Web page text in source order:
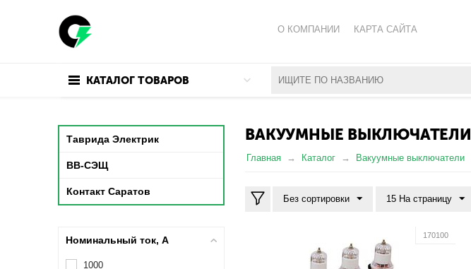
О КОМПАНИИ КАРТА САЙТА
КАТАЛОГ ТОВАРОВ
ВАКУУМНЫЕ ВЫКЛЮЧАТЕЛИ
Главная Каталог Вакуумные выключатели
Без сортировки 15 На страницу
170100
Таврида Электрик
ВВ-СЭЩ
Контакт Саратов
Номинальный ток, А
1000